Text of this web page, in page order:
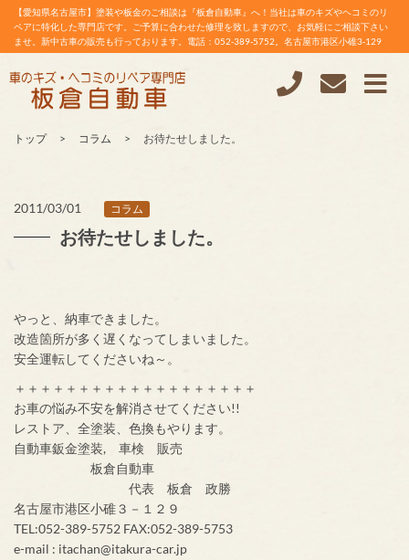
【愛知県名古屋市】塗装や板金のご相談は『板倉自動車』へ！当社は車のキズやヘコミのリ
ペアに特化した専門店です。ご予算に合わせた修理を致しますので、お気軽にご相談下さい
ませ。新中古車の販売も行っております。電話：052-389-5752。名古屋市港区小碓3-129
トップ コラム お待たせしました。
2011/03/01 コラム
お待たせしました。
やっと、納車できました。
改造箇所が多く遅くなってしまいました。
安全運転してくださいね～。
＋＋＋＋＋＋＋＋＋＋＋＋＋＋＋＋＋＋＋
お車の悩み不安を解消させてください!!
レストア、全塗装、色換もやります。
自動車鈑金塗装, 車検 販売
板倉自動車
代表 板倉 政勝
名古屋市港区小碓３－１２９
TEL:052-389-5752 FAX:052-389-5753
e-mail : itachan@itakura-car.jp